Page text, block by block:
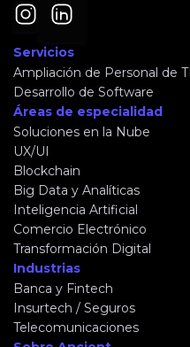
Servicios
Ampliación de Personal de TI
Desarrollo de Software
Áreas de especialidad
Soluciones en la Nube
UX/UI
Blockchain
Big Data y Analíticas
Inteligencia Artificial
Comercio Electrónico
Transformación Digital
Industrias
Banca y Fintech
Insurtech / Seguros
Telecomunicaciones